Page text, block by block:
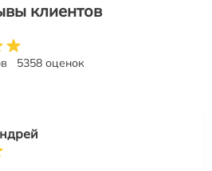
клиентов
5358 оценок